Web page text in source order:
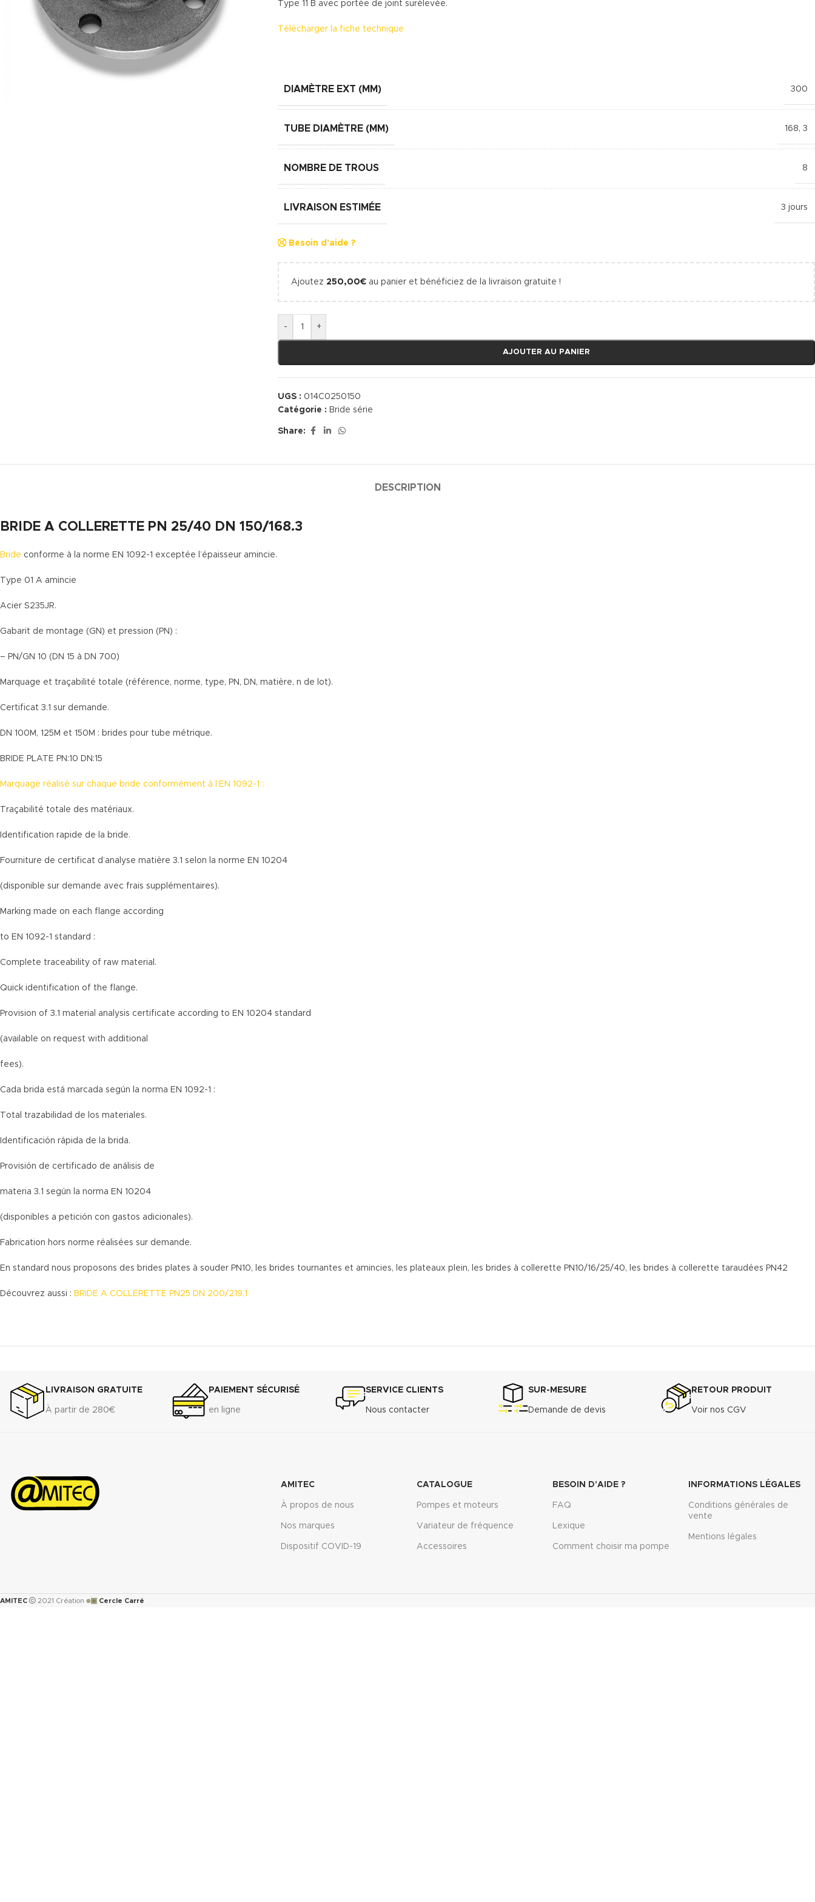
Type 11 B avec portée de joint surélevée.
Télécharger la fiche technique
DIAMÈTRE EXT (MM) 300
TUBE DIAMÈTRE (MM) 168, 3
NOMBRE DE TROUS 8
LIVRAISON ESTIMÉE 3 jours
Besoin d'aide ?
Ajoutez 250,00€ au panier et bénéficiez de la livraison gratuite !
- +
AJOUTER AU PANIER
UGS : 014C0250150
Catégorie : Bride série
Share:
DESCRIPTION
BRIDE A COLLERETTE PN 25/40 DN 150/168.3
Bride conforme à la norme EN 1092-1 exceptée l’épaisseur amincie.
Type 01 A amincie
Acier S235JR.
Gabarit de montage (GN) et pression (PN) :
– PN/GN 10 (DN 15 à DN 700)
Marquage et traçabilité totale (référence, norme, type, PN, DN, matière, n de lot).
Certificat 3.1 sur demande.
DN 100M, 125M et 150M : brides pour tube métrique.
BRIDE PLATE PN:10 DN:15
Marquage réalisé sur chaque bride conformément à l’EN 1092-1 :
Traçabilité totale des matériaux.
Identification rapide de la bride.
Fourniture de certificat d’analyse matière 3.1 selon la norme EN 10204
(disponible sur demande avec frais supplémentaires).
Marking made on each flange according
to EN 1092-1 standard :
Complete traceability of raw material.
Quick identification of the flange.
Provision of 3.1 material analysis certificate according to EN 10204 standard
(available on request with additional
fees).
Cada brida está marcada según la norma EN 1092-1 :
Total trazabilidad de los materiales.
Identificación rápida de la brida.
Provisión de certificado de análisis de
materia 3.1 según la norma EN 10204
(disponibles a petición con gastos adicionales).
Fabrication hors norme réalisées sur demande.
En standard nous proposons des brides plates à souder PN10, les brides tournantes et amincies, les plateaux plein, les brides à collerette PN10/16/25/40, les brides à collerette taraudées PN42
Découvrez aussi : BRIDE A COLLERETTE PN25 DN 200/219,1
LIVRAISON GRATUITE
À partir de 280€
PAIEMENT SÉCURISÉ
en ligne
SERVICE CLIENTS
Nous contacter
SUR-MESURE
Demande de devis
RETOUR PRODUIT
Voir nos CGV
AMITEC
À propos de nous
Nos marques
Dispositif COVID-19
CATALOGUE
Pompes et moteurs
Variateur de fréquence
Accessoires
BESOIN D'AIDE ?
FAQ
Lexique
Comment choisir ma pompe
INFORMATIONS LÉGALES
Conditions générales de
vente
Mentions légales
AMITEC 2021 Création ๏▣ Cercle Carré